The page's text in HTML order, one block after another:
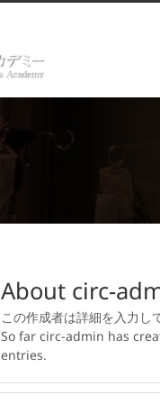
About circ-
この作成者は詳細を入力し
So far circ-admin has
entries.